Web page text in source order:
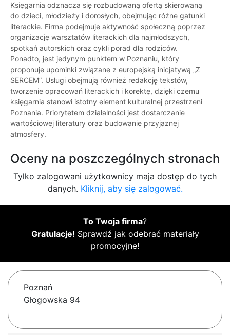
Księgarnia odznacza się rozbudowaną ofertą skierowaną
do dzieci, młodzieży i dorosłych, obejmując różne gatunki
literackie. Firma podejmuje aktywność społeczną poprzez
organizację warsztatów literackich dla najmłodszych,
spotkań autorskich oraz cykli porad dla rodziców.
Ponadto, jest jedynym punktem w Poznaniu, który
proponuje upominki związane z europejską inicjatywą „Z
SERCEM”. Usługi obejmują również redakcję tekstów,
tworzenie opracowań literackich i korektę, dzięki czemu
księgarnia stanowi istotny element kulturalnej przestrzeni
Poznania. Priorytetem działalności jest dostarczanie
wartościowej literatury oraz budowanie przyjaznej
atmosfery.
Oceny na poszczególnych stronach
Tylko zalogowani użytkownicy maja dostęp do tych
danych. Kliknij, aby się zalogować.
To Twoja firma?
Gratulacje! Sprawdź jak odebrać materiały
promocyjne!
Poznań
Głogowska 94